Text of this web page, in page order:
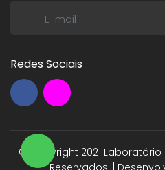
Redes Sociais
© Copyright 2021 Laboratório
Reservados. |